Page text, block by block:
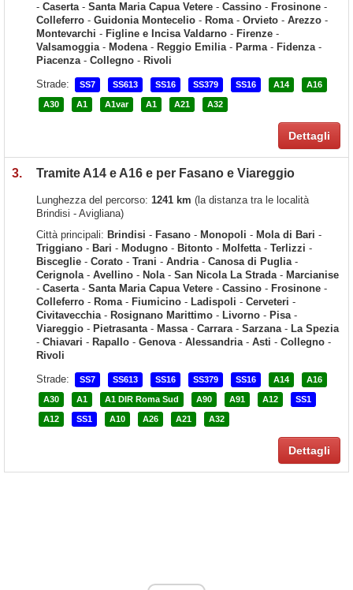
- Caserta- Santa Maria Capua Vetere - Cassino - Frosinone -
Colleferro - Guidonia Montecelio - Roma- Orvieto - Arezzo -
Montevarchi - Figline e Incisa Valdarno - Firenze -
Valsamoggia- Modena- Reggio Emilia- Parma- Fidenza-
Piacenza- Collegno - Rivoli
Strade:
SS7 SS613 SS16 SS379 SS16 A14 A16
A30 A1 A1var A1 A21 A32
Dettagli
3. Tramite A14 e A16 e per Fasano e Viareggio
Lunghezza del percorso: 1241 km (la distanza tra le località
Brindisi - Avigliana)
Città principali: Brindisi - Fasano - Monopoli - Mola di Bari -
Triggiano - Bari - Modugno - Bitonto - Molfetta- Terlizzi -
Bisceglie - Corato - Trani - Andria- Canosa di Puglia-
Cerignola- Avellino - Nola- San Nicola La Strada- Marcianise
- Caserta- Santa Maria Capua Vetere - Cassino - Frosinone -
Colleferro - Roma- Fiumicino - Ladispoli - Cerveteri -
Civitavecchia- Rosignano Marittimo - Livorno - Pisa-
Viareggio - Pietrasanta- Massa- Carrara- Sarzana- La Spezia
- Chiavari - Rapallo - Genova- Alessandria- Asti - Collegno -
Rivoli
Strade:
SS7 SS613 SS16 SS379 SS16 A14 A16
A30 A1 A1 DIR Roma Sud A90 A91 A12 SS1
A12 SS1 A10 A26 A21 A32
Dettagli